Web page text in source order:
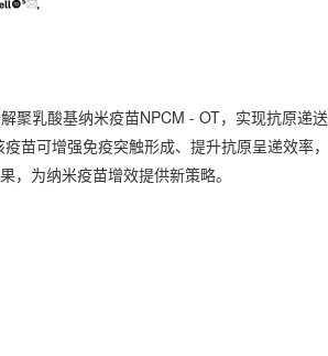
聚乳酸基纳米疫苗NPCM - OT，实现抗原递
苗可增强免疫突触形成、提升抗原呈递效率
为纳米疫苗增效提供新策略。